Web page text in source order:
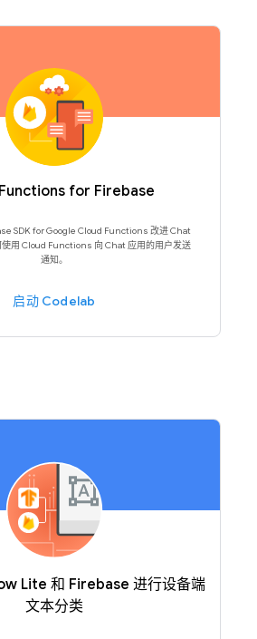
for Firebase
SDK for Google Cloud Functions 改进 Chat
用 Cloud Functions 向 Chat 应用的用户发送
通知。
启动 Codelab
Lite 和 Firebase 进行设备端
文本分类